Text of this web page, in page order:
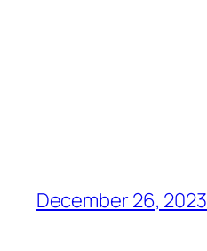
December 26, 2023